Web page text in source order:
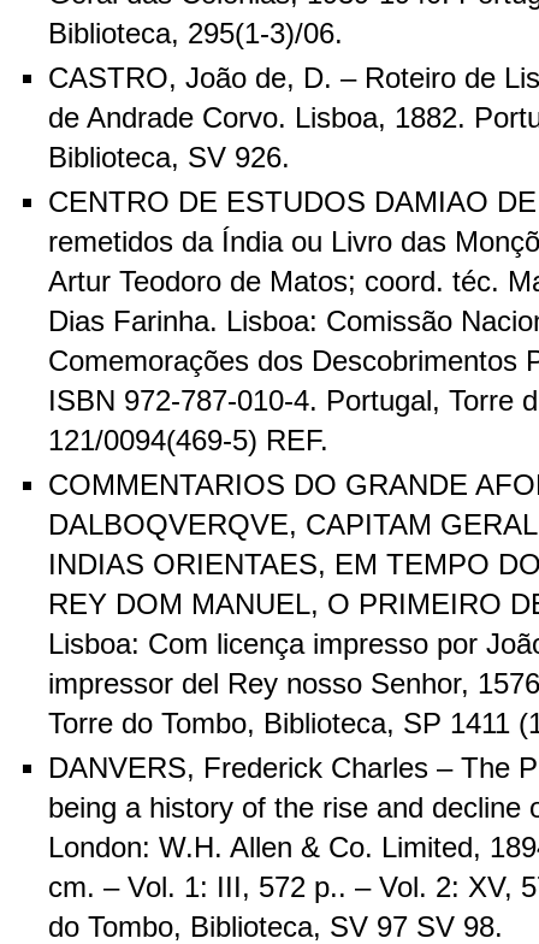
Biblioteca, 295(1-3)/06.
CASTRO, João de, D. – Roteiro de
de Andrade Corvo. Lisboa, 1882.
Biblioteca, SV 926.
CENTRO DE ESTUDOS DAMIAO
remetidos da Índia ou Livro das
Artur Teodoro de Matos; coord. téc.
Dias Farinha. Lisboa: Comissão
Comemorações dos Descobrimentos
ISBN 972-787-010-4. Portugal, Torre
121/0094(469-5) REF.
COMMENTARIOS DO GRANDE
DALBOQVERQVE, CAPITAM
INDIAS ORIENTAES, EM TEMPO
REY DOM MANUEL, O PRIMEIRO
Lisboa: Com licença impresso por
impressor del Rey nosso Senhor,
Torre do Tombo, Biblioteca, SP 1411
DANVERS, Frederick Charles – The
being a history of the rise and decline
London: W.H. Allen & Co. Limited,
cm. – Vol. 1: III, 572 p.. – Vol. 2: XV,
do Tombo, Biblioteca, SV 97 SV 98.